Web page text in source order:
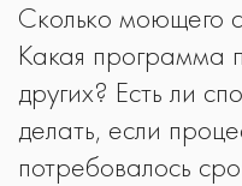
Сколько моющего
Какая программа
других? Есть ли
делать, если
потребовалось